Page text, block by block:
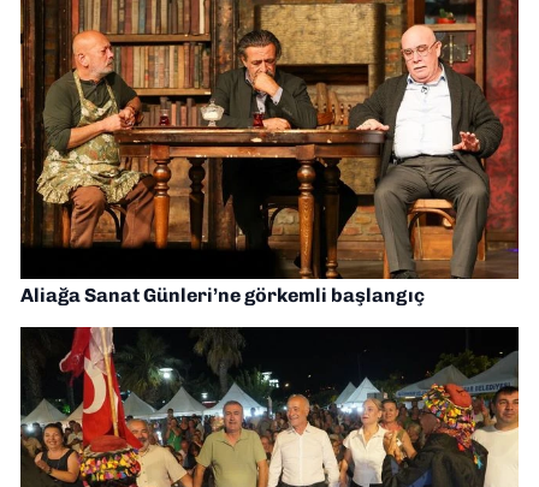
Aliağa Sanat Günleri’ne görkemli başlangıç